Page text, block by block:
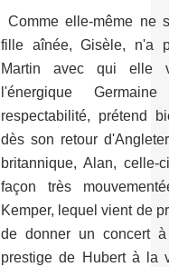
Comme elle-même ne
fille aînée, Gisèle, n'a
Martin avec qui elle
l'énergique
respectabilité, prétend
dès son retour
britannique, Alan,
façon très
Kemper, lequel vient de
de donner un concert
prestige de Hubert à la